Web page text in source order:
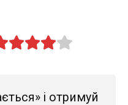
і отримуй